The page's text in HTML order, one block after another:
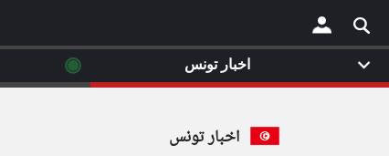
×
اخبار تونس
اخبار تونس ◉